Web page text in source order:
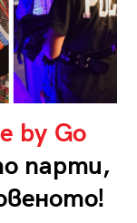
by Go
парти,